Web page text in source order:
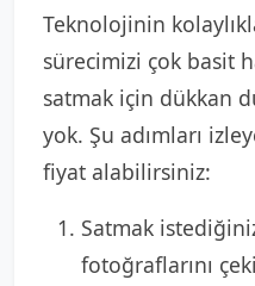
Teknolojinin
sürecimizi çok basit
satmak için dükkan
yok. Şu adımları
fiyat alabilirsiniz:
Satmak
fotoğraflarını